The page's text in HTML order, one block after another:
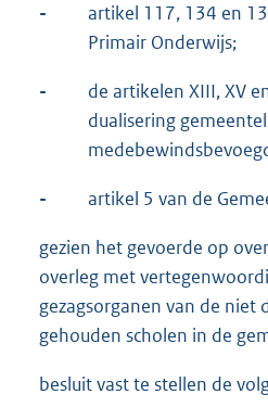
-
artikel 117, 134 en
Primair Onderwijs;
-
de artikelen XIII, XV
dualisering
- artikel 5 van de
gezien het gevoerde op
overleg met
gezagsorganen van de niet
gehouden scholen in de
besluit vast te stellen de